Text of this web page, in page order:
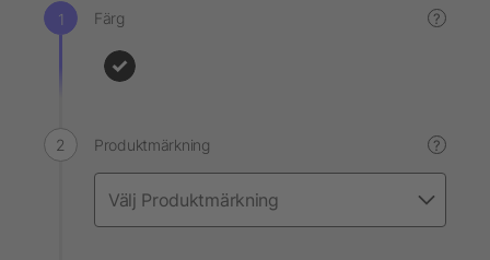
Färg ?
Produktmärkning ?